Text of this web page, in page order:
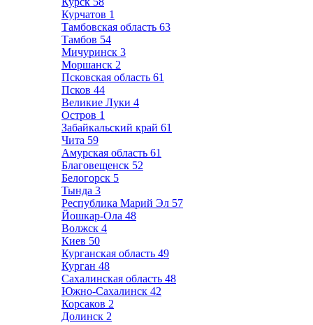
Курчатов 1
Тамбовская область 63
Тамбов 54
Мичуринск 3
Моршанск 2
Псковская область 61
Псков 44
Великие Луки 4
Остров 1
Забайкальский край 61
Чита 59
Амурская область 61
Благовещенск 52
Белогорск 5
Тында 3
Республика Марий Эл 57
Йошкар-Ола 48
Волжск 4
Киев 50
Курганская область 49
Курган 48
Сахалинская область 48
Южно-Сахалинск 42
Корсаков 2
Долинск 2